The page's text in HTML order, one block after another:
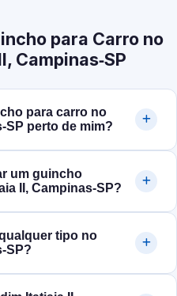
para Carro no
Campinas‑SP
para carro no
perto de mim?
um guincho
II, Campinas‑SP?
tipo no